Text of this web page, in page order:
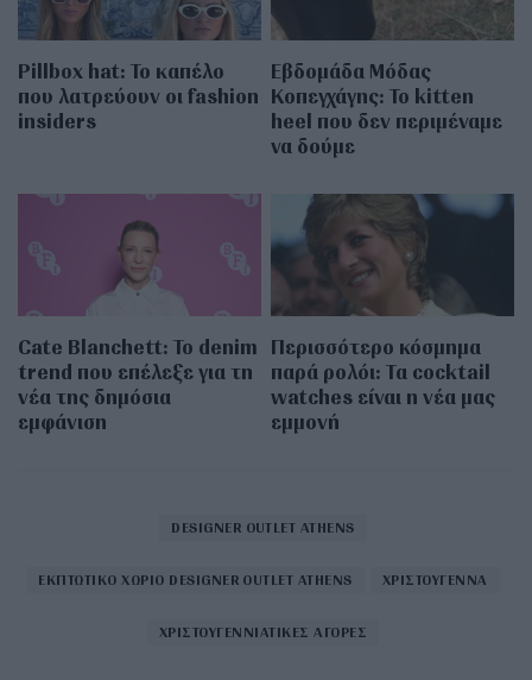
Pillbox hat: Το καπέλο
που λατρεύουν οι fashion
insiders
Εβδομάδα Μόδας
Κοπεγχάγης: Το kitten
heel που δεν περιμέναμε
να δούμε
Cate Blanchett: Το denim
trend που επέλεξε για τη
νέα της δημόσια
εμφάνιση
Περισσότερο κόσμημα
παρά ρολόι: Τα cocktail
watches είναι η νέα μας
εμμονή
DESIGNER OUTLET ATHENS
ΕΚΠΤΩΤΙΚΟ ΧΩΡΙΟ DESIGNER OUTLET ATHENS ΧΡΙΣΤΟΥΓΕΝΝΑ
ΧΡΙΣΤΟΥΓΕΝΝΙΑΤΙΚΕΣ ΑΓΟΡΕΣ